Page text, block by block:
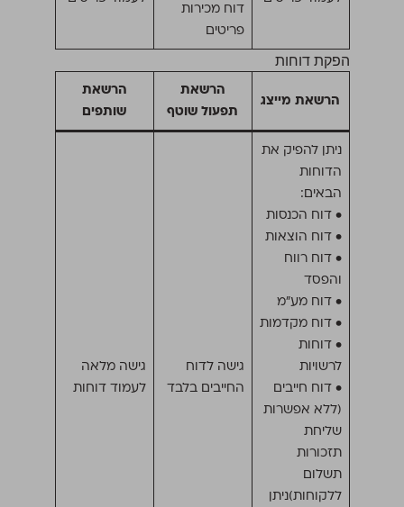
דוח מכירות
פריטים
הפקת דוחות
הרשאת מייצג
הרשאת
תפעול שוטף
הרשאת
שותפים
ניתן להפיק את
הדוחות
הבאים:
• דוח הכנסות
• דוח הוצאות
• דוח רווח
והפסד
• דוח מע״מ
• דוח מקדמות
• דוחות
לרשויות
• דוח חייבים
(ללא אפשרות
שליחת
תזכורות
תשלום
ללקוחות)ניתן
גישה לדוח
החייבים בלבד
גישה מלאה
לעמוד דוחות